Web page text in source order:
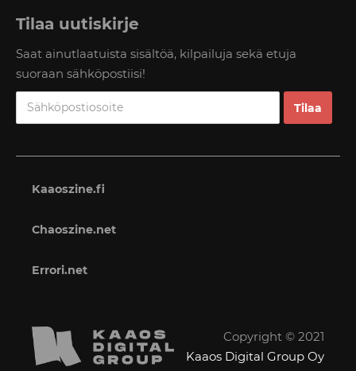
Tilaa uutiskirje
Saat ainutlaatuista sisältöä, kilpailuja sekä etuja
suoraan sähköpostiisi!
Kaaoszine.fi
Chaoszine.net
Errori.net
Copyright © 2021
Kaaos Digital Group Oy